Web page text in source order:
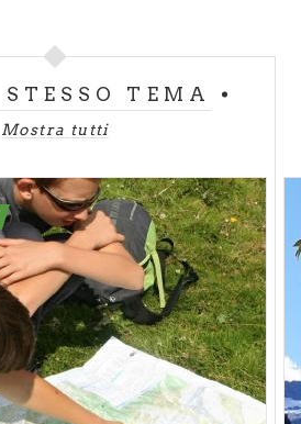
TEMA
Mostra tutti